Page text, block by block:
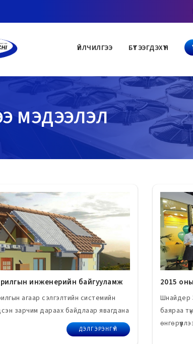
ҮЙЛЧИЛГЭЭ БҮТЭЭГДЭХҮҮН
МЭДЭЭЛЭЛ
инженерийн байгууламж
агаар сэлгэлтийн системийн
зарчим дараах байдлаар явагдана
ДЭЛГЭРЭНГҮЙ
2015
Шнайдер
баяраа